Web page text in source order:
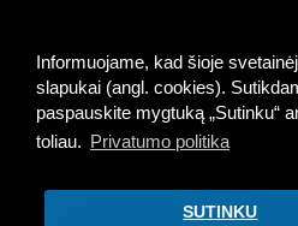
Informuojame, kad šioje
slapukai (angl. cookies).
paspauskite mygtuką „Sutinku“
toliau. Privatumo politika
SUTINKU
Susipažinau ir sutinku su